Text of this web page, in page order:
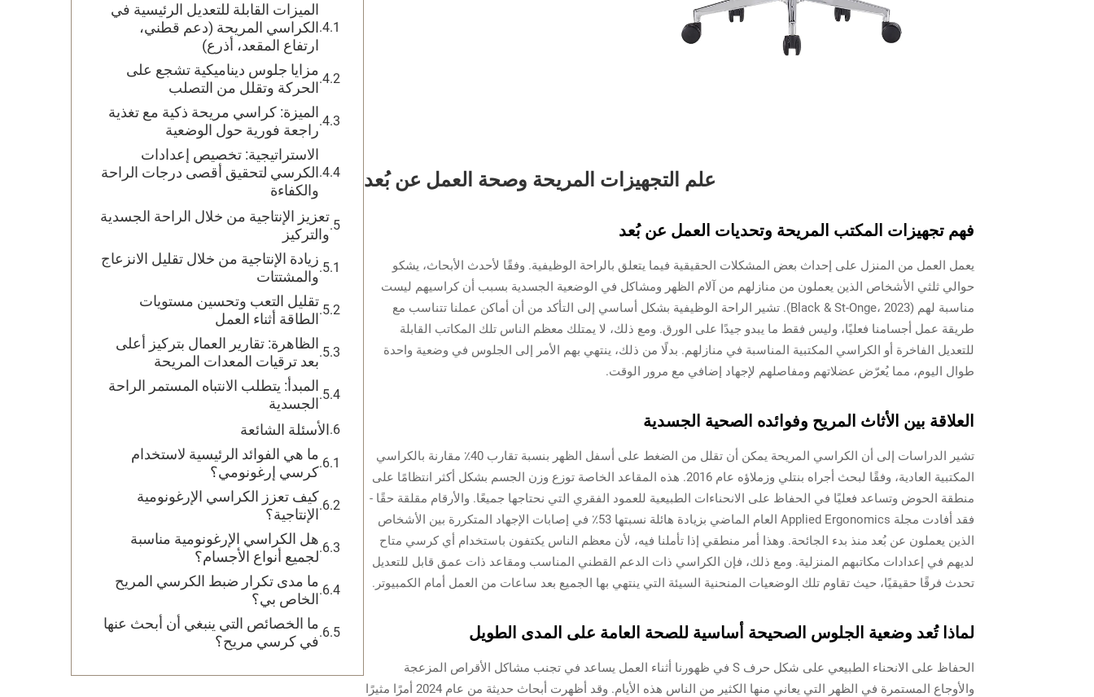
علم التجهيزات المريحة وصحة العمل عن بُعد
فهم تجهيزات المكتب المريحة وتحديات العمل عن بُعد
يعمل العمل من المنزل على إحداث بعض المشكلات الحقيقية فيما يتعلق بالراحة الوظيفية. وفقًا لأحدث الأبحاث، يشكو
حوالي ثلثي الأشخاص الذين يعملون من منازلهم من آلام الظهر ومشاكل في الوضعية الجسدية بسبب أن كراسيهم ليست
مناسبة لهم (Black & St-Onge، 2023). تشير الراحة الوظيفية بشكل أساسي إلى التأكد من أن أماكن عملنا تتناسب مع
طريقة عمل أجسامنا فعليًا، وليس فقط ما يبدو جيدًا على الورق. ومع ذلك، لا يمتلك معظم الناس تلك المكاتب القابلة
للتعديل الفاخرة أو الكراسي المكتبية المناسبة في منازلهم. بدلًا من ذلك، ينتهي بهم الأمر إلى الجلوس في وضعية واحدة
طوال اليوم، مما يُعرّض عضلاتهم ومفاصلهم لإجهاد إضافي مع مرور الوقت.
العلاقة بين الأثاث المريح وفوائده الصحية الجسدية
تشير الدراسات إلى أن الكراسي المريحة يمكن أن تقلل من الضغط على أسفل الظهر بنسبة تقارب 40٪ مقارنة بالكراسي
المكتبية العادية، وفقًا لبحث أجراه بنتلي وزملاؤه عام 2016. هذه المقاعد الخاصة توزع وزن الجسم بشكل أكثر انتظامًا على
منطقة الحوض وتساعد فعليًا في الحفاظ على الانحناءات الطبيعية للعمود الفقري التي نحتاجها جميعًا. والأرقام مقلقة حقًا -
فقد أفادت مجلة Applied Ergonomics العام الماضي بزيادة هائلة نسبتها 53٪ في إصابات الإجهاد المتكررة بين الأشخاص
الذين يعملون عن بُعد منذ بدء الجائحة. وهذا أمر منطقي إذا تأملنا فيه، لأن معظم الناس يكتفون باستخدام أي كرسي متاح
لديهم في إعدادات مكاتبهم المنزلية. ومع ذلك، فإن الكراسي ذات الدعم القطني المناسب ومقاعد ذات عمق قابل للتعديل
تحدث فرقًا حقيقيًا، حيث تقاوم تلك الوضعيات المنحنية السيئة التي ينتهي بها الجميع بعد ساعات من العمل أمام الكمبيوتر.
لماذا تُعد وضعية الجلوس الصحيحة أساسية للصحة العامة على المدى الطويل
الحفاظ على الانحناء الطبيعي على شكل حرف S في ظهورنا أثناء العمل يساعد في تجنب مشاكل الأقراص المزعجة
والأوجاع المستمرة في الظهر التي يعاني منها الكثير من الناس هذه الأيام. وقد أظهرت أبحاث حديثة من عام 2024 أمرًا مثيرًا
الميزات القابلة للتعديل الرئيسية في
الكراسي المريحة (دعم قطني،
ارتفاع المقعد، أذرع)
مزايا جلوس ديناميكية تشجع على
الحركة وتقلل من التصلب
الميزة: كراسي مريحة ذكية مع تغذية
راجعة فورية حول الوضعية
الاستراتيجية: تخصيص إعدادات
الكرسي لتحقيق أقصى درجات الراحة
والكفاءة
تعزيز الإنتاجية من خلال الراحة الجسدية
والتركيز
زيادة الإنتاجية من خلال تقليل الانزعاج
والمشتتات
تقليل التعب وتحسين مستويات
الطاقة أثناء العمل
الظاهرة: تقارير العمال بتركيز أعلى
بعد ترقيات المعدات المريحة
المبدأ: يتطلب الانتباه المستمر الراحة
الجسدية
الأسئلة الشائعة
ما هي الفوائد الرئيسية لاستخدام
كرسي إرغونومي؟
كيف تعزز الكراسي الإرغونومية
الإنتاجية؟
هل الكراسي الإرغونومية مناسبة
لجميع أنواع الأجسام؟
ما مدى تكرار ضبط الكرسي المريح
الخاص بي؟
ما الخصائص التي ينبغي أن أبحث عنها
في كرسي مريح؟